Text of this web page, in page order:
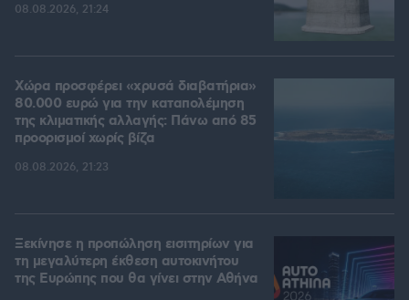
08.08.2026, 21:24
Χώρα προσφέρει «χρυσά διαβατήρια»
80.000 ευρώ για την καταπολέμηση
της κλιματικής αλλαγής: Πάνω από 85
προορισμοί χωρίς βίζα
08.08.2026, 21:23
Ξεκίνησε η προπώληση εισιτηρίων για
τη μεγαλύτερη έκθεση αυτοκινήτου
της Ευρώπης που θα γίνει στην Αθήνα